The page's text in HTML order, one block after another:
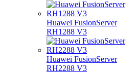
Huawei FusionServer
RH1288 V3
Huawei FusionServer
RH2288 V3